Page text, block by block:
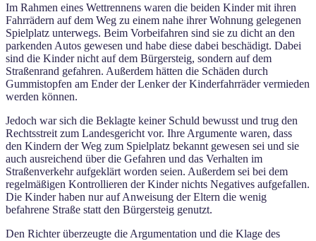
Im Rahmen eines Wettrennens waren die beiden Kinder mit ihren
Fahrrädern auf dem Weg zu einem nahe ihrer Wohnung gelegenen
Spielplatz unterwegs. Beim Vorbeifahren sind sie zu dicht an den
parkenden Autos gewesen und habe diese dabei beschädigt. Dabei
sind die Kinder nicht auf dem Bürgersteig, sondern auf dem
Straßenrand gefahren. Außerdem hätten die Schäden durch
Gummistopfen am Ender der Lenker der Kinderfahrräder vermieden
werden können.
Jedoch war sich die Beklagte keiner Schuld bewusst und trug den
Rechtsstreit zum Landesgericht vor. Ihre Argumente waren, dass
den Kindern der Weg zum Spielplatz bekannt gewesen sei und sie
auch ausreichend über die Gefahren und das Verhalten im
Straßenverkehr aufgeklärt worden seien. Außerdem sei bei dem
regelmäßigen Kontrollieren der Kinder nichts Negatives aufgefallen.
Die Kinder haben nur auf Anweisung der Eltern die wenig
befahrene Straße statt den Bürgersteig genutzt.
Den Richter überzeugte die Argumentation und die Klage des